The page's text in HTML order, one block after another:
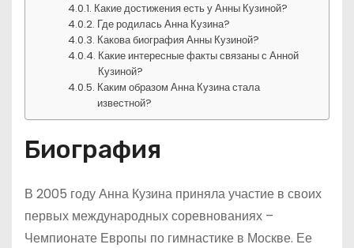
Какие достижения есть у Анны Кузиной?
Где родилась Анна Кузина?
Какова биография Анны Кузиной?
Какие интересные факты связаны с Анной
Кузиной?
Каким образом Анна Кузина стала
известной?
Биография
В 2005 году Анна Кузина приняла участие в своих
первых международных соревнованиях –
Чемпионате Европы по гимнастике в Москве. Ее